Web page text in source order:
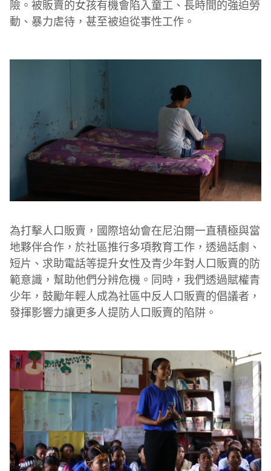
險。被販賣的女孩有機會陷入童工、長時間的強迫勞
動、暴力虐待，甚至被迫從事性工作。
為打擊人口販賣，國際培幼會在尼泊爾一直積極與當
地夥伴合作，於社區推行多項教育工作，透過話劇、
短片、求助電話等提升女性及青少年對人口販賣的防
範意識，幫助他們分辨危機。同時，我們透過賦權青
少年，鼓勵年輕人成為社區中反人口販賣的倡議者，
發揮影響力讓更多人提防人口販賣的陷阱。